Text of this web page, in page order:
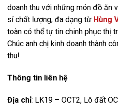
doanh thu với những món đồ ăn
sỉ chất lượng, đa dạng từ Hùng
toàn có thể tự tin chinh phục thị
Chúc anh chị kinh doanh thành
thu!
Thông tin liên hệ
Địa chỉ: LK19 – OCT2, Lô đất